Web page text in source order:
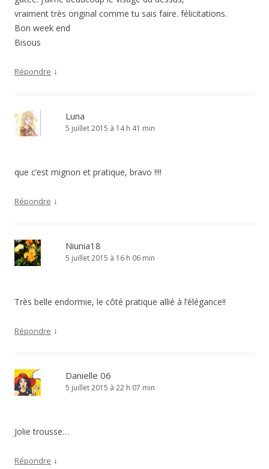
vraiment très original comme tu sais faire. félicitations.
Bon week end
Bisous
Répondre ↓
Luna
5 juillet 2015 à 14 h 41 min
que c’est mignon et pratique, bravo !!!!
Répondre ↓
Niunia18
5 juillet 2015 à 16 h 06 min
Très belle endormie, le côté pratique allié à l’élégance!!
Répondre ↓
Danielle 06
5 juillet 2015 à 22 h 07 min
Jolie trousse…
Répondre ↓